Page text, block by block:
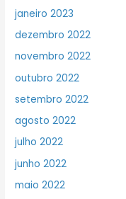
janeiro 2023
dezembro 2022
novembro 2022
outubro 2022
setembro 2022
agosto 2022
julho 2022
junho 2022
maio 2022